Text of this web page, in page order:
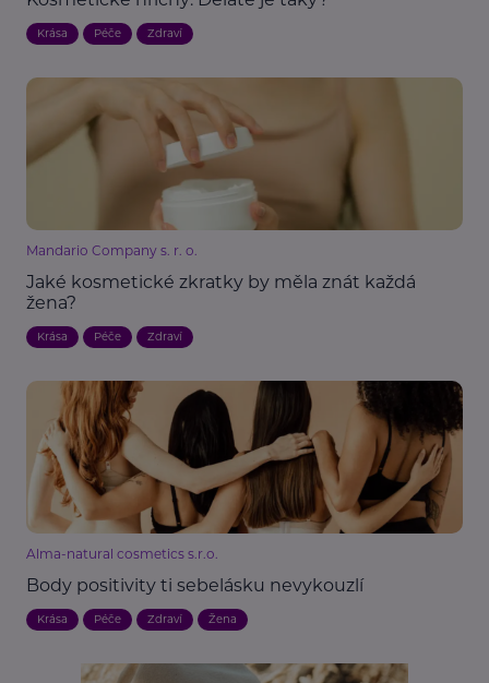
Krása Péče Zdraví
Mandario Company s. r. o.
Jaké kosmetické zkratky by měla znát každá
žena?
Krása Péče Zdraví
Alma-natural cosmetics s.r.o.
Body positivity ti sebelásku nevykouzlí
Krása Péče Zdraví Žena